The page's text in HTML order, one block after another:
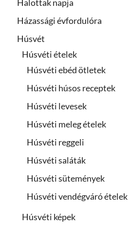
Halottak napja
Házassági évfordulóra
Húsvét
Húsvéti ételek
Húsvéti ebéd ötletek
Húsvéti húsos receptek
Húsvéti levesek
Húsvéti meleg ételek
Húsvéti reggeli
Húsvéti saláták
Húsvéti sütemények
Húsvéti vendégváró ételek
Húsvéti képek